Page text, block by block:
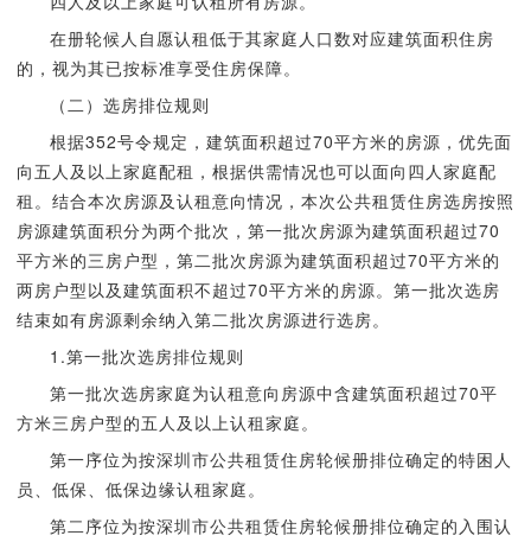
在册轮候人自愿认租低于其家庭人口数对应建筑面积住房
的，视为其已按标准享受住房保障。
（二）选房排位规则
根据352号令规定，建筑面积超过70平方米的房源，优先面
向五人及以上家庭配租，根据供需情况也可以面向四人家庭配
租。结合本次房源及认租意向情况，本次公共租赁住房选房按照
房源建筑面积分为两个批次，第一批次房源为建筑面积超过70
平方米的三房户型，第二批次房源为建筑面积超过70平方米的
两房户型以及建筑面积不超过70平方米的房源。第一批次选房
结束如有房源剩余纳入第二批次房源进行选房。
1.第一批次选房排位规则
第一批次选房家庭为认租意向房源中含建筑面积超过70平
方米三房户型的五人及以上认租家庭。
第一序位为按深圳市公共租赁住房轮候册排位确定的特困人
员、低保、低保边缘认租家庭。
第二序位为按深圳市公共租赁住房轮候册排位确定的入围认